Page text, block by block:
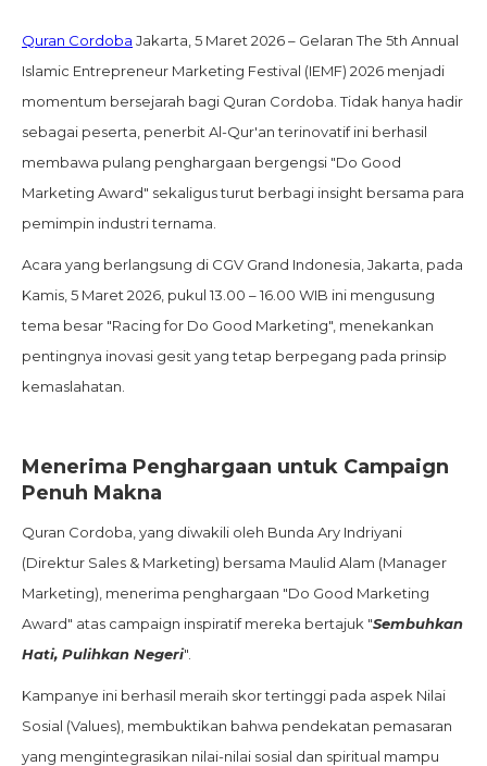
Quran Cordoba Jakarta, 5 Maret 2026 – Gelaran The 5th Annual
Islamic Entrepreneur Marketing Festival (IEMF) 2026 menjadi
momentum bersejarah bagi Quran Cordoba. Tidak hanya hadir
sebagai peserta, penerbit Al-Qur'an terinovatif ini berhasil
membawa pulang penghargaan bergengsi "Do Good
Marketing Award" sekaligus turut berbagi insight bersama para
pemimpin industri ternama.
Acara yang berlangsung di CGV Grand Indonesia, Jakarta, pada
Kamis, 5 Maret 2026, pukul 13.00 – 16.00 WIB ini mengusung
tema besar "Racing for Do Good Marketing", menekankan
pentingnya inovasi gesit yang tetap berpegang pada prinsip
kemaslahatan.
Menerima Penghargaan untuk Campaign
Penuh Makna
Quran Cordoba, yang diwakili oleh Bunda Ary Indriyani
(Direktur Sales & Marketing) bersama Maulid Alam (Manager
Marketing), menerima penghargaan "Do Good Marketing
Award" atas campaign inspiratif mereka bertajuk "Sembuhkan
Hati, Pulihkan Negeri".
Kampanye ini berhasil meraih skor tertinggi pada aspek Nilai
Sosial (Values), membuktikan bahwa pendekatan pemasaran
yang mengintegrasikan nilai-nilai sosial dan spiritual mampu